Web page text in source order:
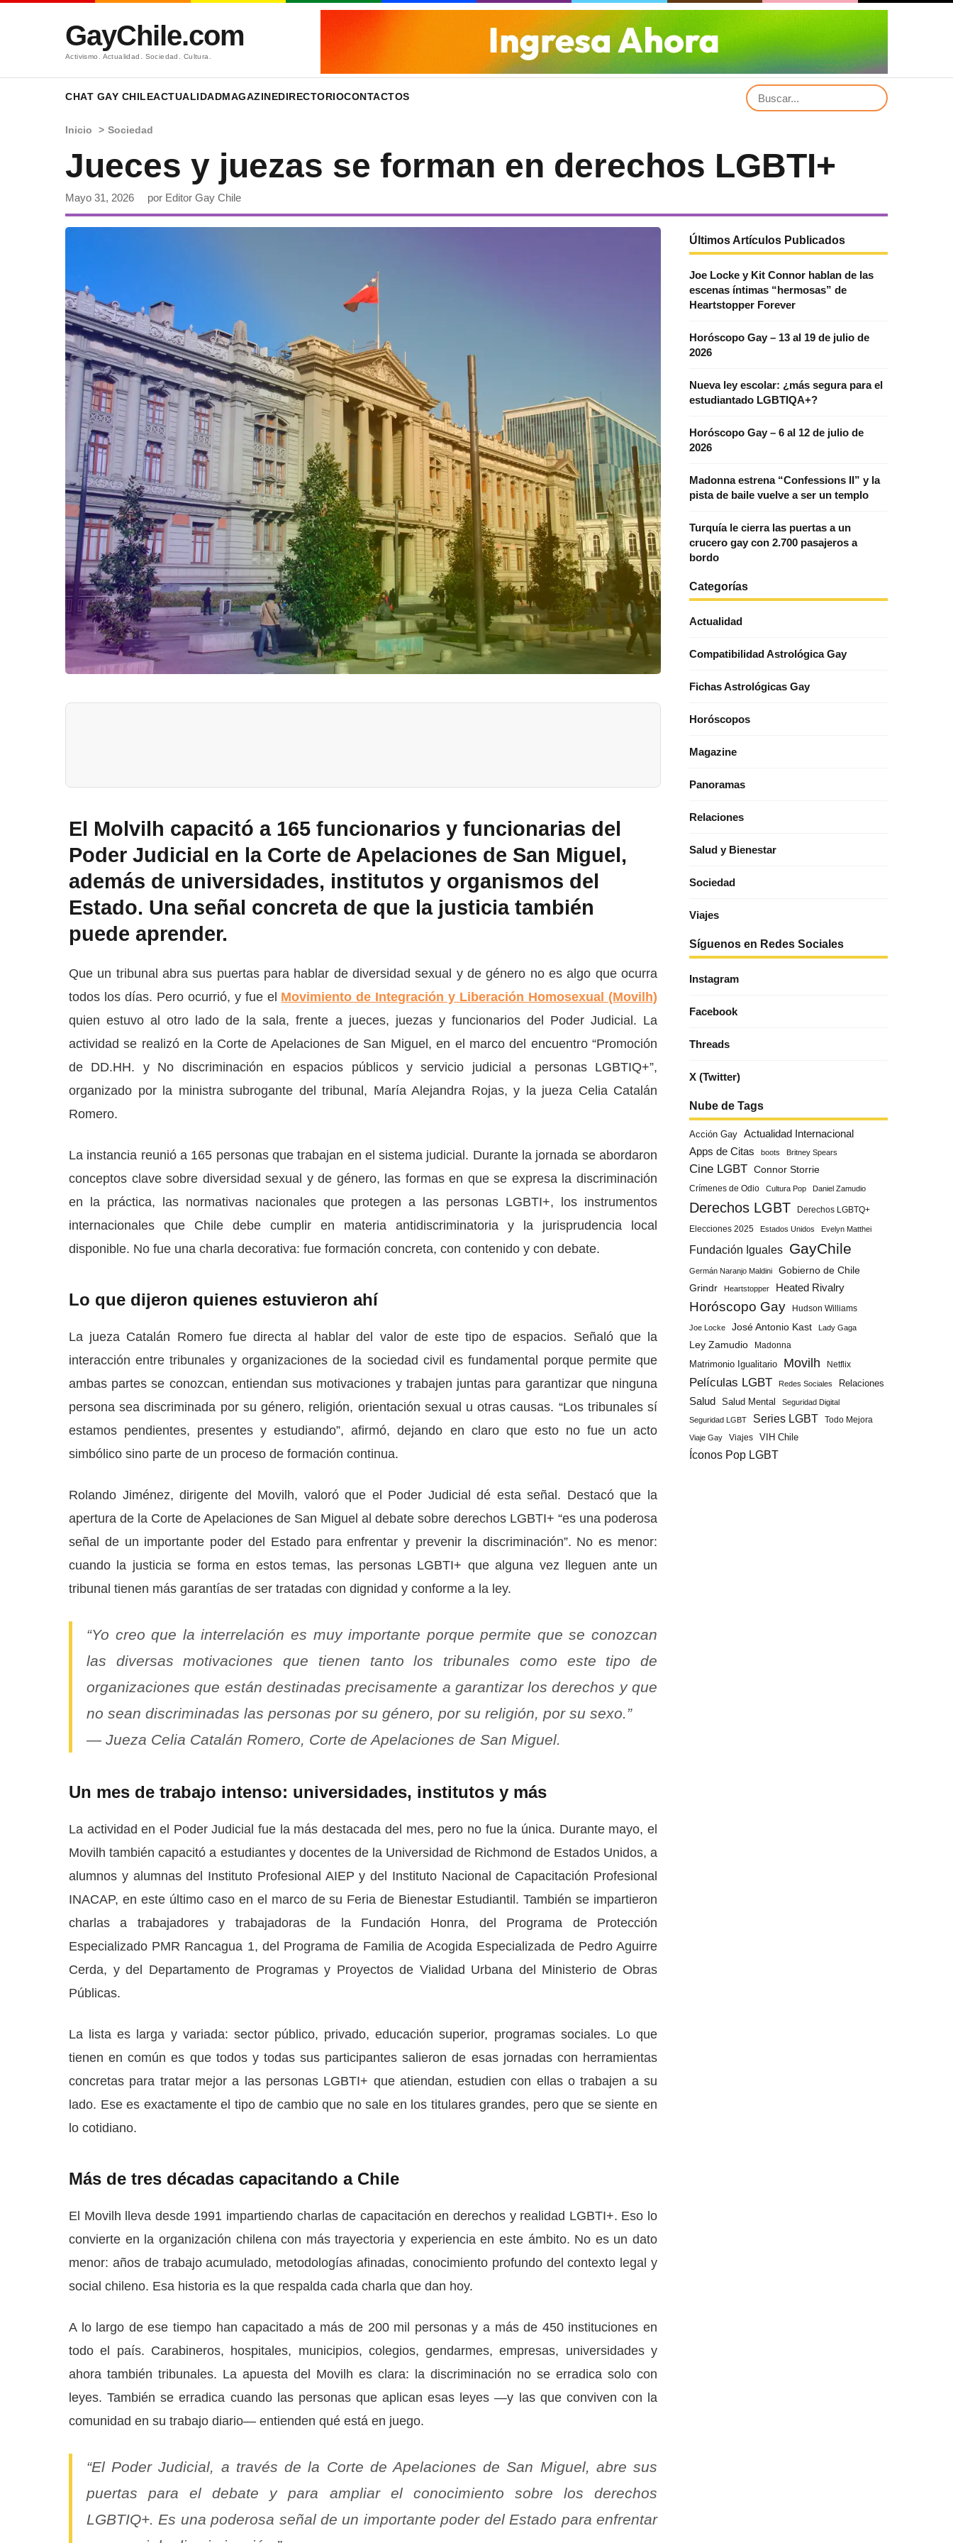
GayChile.com
Activismo. Actualidad. Sociedad. Cultura.
CHAT GAY CHILEACTUALIDADMAGAZINEDIRECTORIOCONTACTOS
Inicio > Sociedad
Jueces y juezas se forman en derechos LGBTI+
Mayo 31, 2026 por Editor Gay Chile
El Molvilh capacitó a 165 funcionarios y funcionarias del
Poder Judicial en la Corte de Apelaciones de San Miguel,
además de universidades, institutos y organismos del
Estado. Una señal concreta de que la justicia también
puede aprender.
Que un tribunal abra sus puertas para hablar de diversidad sexual y de género no es algo que ocurra
todos los días. Pero ocurrió, y fue el Movimiento de Integración y Liberación Homosexual (Movilh)
quien estuvo al otro lado de la sala, frente a jueces, juezas y funcionarios del Poder Judicial. La
actividad se realizó en la Corte de Apelaciones de San Miguel, en el marco del encuentro “Promoción
de DD.HH. y No discriminación en espacios públicos y servicio judicial a personas LGBTIQ+”,
organizado por la ministra subrogante del tribunal, María Alejandra Rojas, y la jueza Celia Catalán
Romero.
La instancia reunió a 165 personas que trabajan en el sistema judicial. Durante la jornada se abordaron
conceptos clave sobre diversidad sexual y de género, las formas en que se expresa la discriminación
en la práctica, las normativas nacionales que protegen a las personas LGBTI+, los instrumentos
internacionales que Chile debe cumplir en materia antidiscriminatoria y la jurisprudencia local
disponible. No fue una charla decorativa: fue formación concreta, con contenido y con debate.
Lo que dijeron quienes estuvieron ahí
La jueza Catalán Romero fue directa al hablar del valor de este tipo de espacios. Señaló que la
interacción entre tribunales y organizaciones de la sociedad civil es fundamental porque permite que
ambas partes se conozcan, entiendan sus motivaciones y trabajen juntas para garantizar que ninguna
persona sea discriminada por su género, religión, orientación sexual u otras causas. “Los tribunales sí
estamos pendientes, presentes y estudiando”, afirmó, dejando en claro que esto no fue un acto
simbólico sino parte de un proceso de formación continua.
Rolando Jiménez, dirigente del Movilh, valoró que el Poder Judicial dé esta señal. Destacó que la
apertura de la Corte de Apelaciones de San Miguel al debate sobre derechos LGBTI+ “es una poderosa
señal de un importante poder del Estado para enfrentar y prevenir la discriminación”. No es menor:
cuando la justicia se forma en estos temas, las personas LGBTI+ que alguna vez lleguen ante un
tribunal tienen más garantías de ser tratadas con dignidad y conforme a la ley.
“Yo creo que la interrelación es muy importante porque permite que se conozcan
las diversas motivaciones que tienen tanto los tribunales como este tipo de
organizaciones que están destinadas precisamente a garantizar los derechos y que
no sean discriminadas las personas por su género, por su religión, por su sexo.”
— Jueza Celia Catalán Romero, Corte de Apelaciones de San Miguel.
Un mes de trabajo intenso: universidades, institutos y más
La actividad en el Poder Judicial fue la más destacada del mes, pero no fue la única. Durante mayo, el
Movilh también capacitó a estudiantes y docentes de la Universidad de Richmond de Estados Unidos, a
alumnos y alumnas del Instituto Profesional AIEP y del Instituto Nacional de Capacitación Profesional
INACAP, en este último caso en el marco de su Feria de Bienestar Estudiantil. También se impartieron
charlas a trabajadores y trabajadoras de la Fundación Honra, del Programa de Protección
Especializado PMR Rancagua 1, del Programa de Familia de Acogida Especializada de Pedro Aguirre
Cerda, y del Departamento de Programas y Proyectos de Vialidad Urbana del Ministerio de Obras
Públicas.
La lista es larga y variada: sector público, privado, educación superior, programas sociales. Lo que
tienen en común es que todos y todas sus participantes salieron de esas jornadas con herramientas
concretas para tratar mejor a las personas LGBTI+ que atiendan, estudien con ellas o trabajen a su
lado. Ese es exactamente el tipo de cambio que no sale en los titulares grandes, pero que se siente en
lo cotidiano.
Más de tres décadas capacitando a Chile
El Movilh lleva desde 1991 impartiendo charlas de capacitación en derechos y realidad LGBTI+. Eso lo
convierte en la organización chilena con más trayectoria y experiencia en este ámbito. No es un dato
menor: años de trabajo acumulado, metodologías afinadas, conocimiento profundo del contexto legal y
social chileno. Esa historia es la que respalda cada charla que dan hoy.
A lo largo de ese tiempo han capacitado a más de 200 mil personas y a más de 450 instituciones en
todo el país. Carabineros, hospitales, municipios, colegios, gendarmes, empresas, universidades y
ahora también tribunales. La apuesta del Movilh es clara: la discriminación no se erradica solo con
leyes. También se erradica cuando las personas que aplican esas leyes —y las que conviven con la
comunidad en su trabajo diario— entienden qué está en juego.
“El Poder Judicial, a través de la Corte de Apelaciones de San Miguel, abre sus
puertas para el debate y para ampliar el conocimiento sobre los derechos
LGBTIQ+. Es una poderosa señal de un importante poder del Estado para enfrentar
Últimos Artículos Publicados
Joe Locke y Kit Connor hablan de las
escenas íntimas “hermosas” de
Heartstopper Forever
Horóscopo Gay – 13 al 19 de julio de
2026
Nueva ley escolar: ¿más segura para el
estudiantado LGBTIQA+?
Horóscopo Gay – 6 al 12 de julio de
2026
Madonna estrena “Confessions II” y la
pista de baile vuelve a ser un templo
Turquía le cierra las puertas a un
crucero gay con 2.700 pasajeros a
bordo
Categorías
Actualidad
Compatibilidad Astrológica Gay
Fichas Astrológicas Gay
Horóscopos
Magazine
Panoramas
Relaciones
Salud y Bienestar
Sociedad
Viajes
Síguenos en Redes Sociales
Instagram
Facebook
Threads
X (Twitter)
Nube de Tags
Acción Gay
Actualidad Internacional
Apps de Citas
boots Britney Spears
Cine LGBT Connor Storrie
Crímenes de Odio Cultura Pop Daniel Zamudio
Derechos LGBT
Derechos LGBTQ+
Elecciones 2025
Estados Unidos Evelyn Matthei
Fundación Iguales GayChile
Germán Naranjo Maldini
Gobierno de Chile
Grindr
Heartstopper Heated Rivalry
Horóscopo Gay Hudson Williams
Joe Locke José Antonio Kast Lady Gaga
Ley Zamudio Madonna
Matrimonio Igualitario Movilh Netflix
Películas LGBT Redes Sociales Relaciones
Salud Salud Mental Seguridad Digital
Seguridad LGBT Series LGBT Todo Mejora
Viaje Gay Viajes VIH Chile
Íconos Pop LGBT